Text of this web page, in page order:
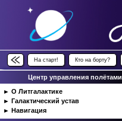
На старт! Кто на борту?
Центр управления полётами
► О Литгалактике
► Галактический устав
► Навигация